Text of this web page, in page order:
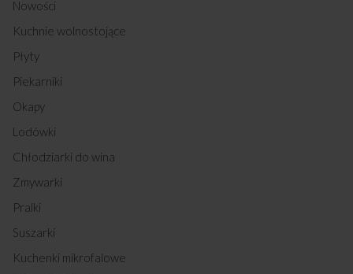
Nowości
Kuchnie wolnostojące
Płyty
Piekarniki
Okapy
Lodówki
Chłodziarki do wina
Zmywarki
Pralki
Suszarki
Kuchenki mikrofalowe